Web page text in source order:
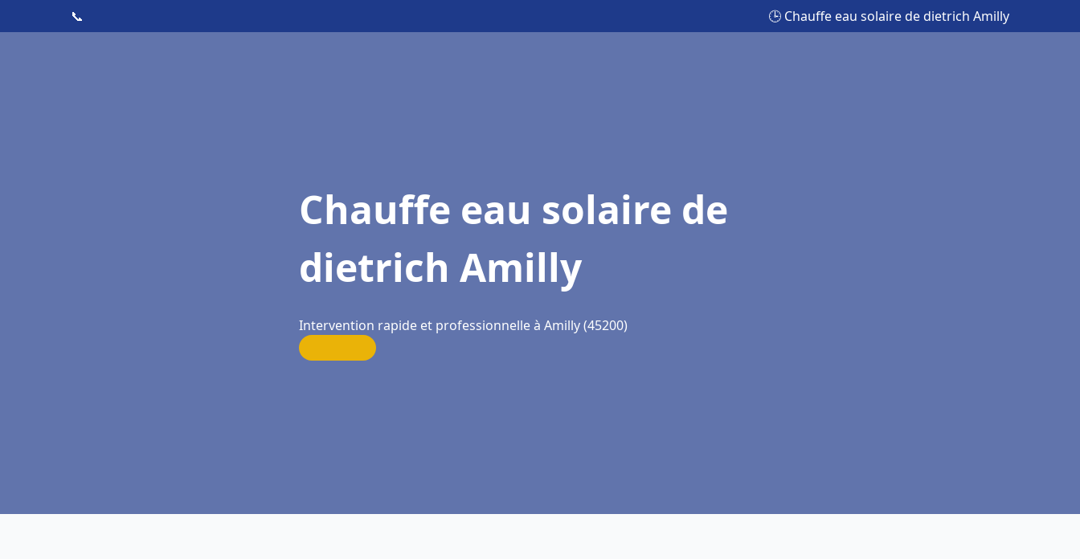
📞 🕒 Chauffe eau solaire de dietrich Amilly
Chauffe eau solaire de
dietrich Amilly
Intervention rapide et professionnelle à Amilly (45200)